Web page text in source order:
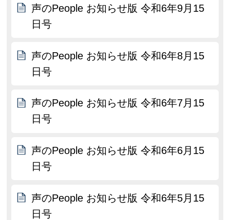
声のPeople お知らせ版 令和6年9月15
日号
声のPeople お知らせ版 令和6年8月15
日号
声のPeople お知らせ版 令和6年7月15
日号
声のPeople お知らせ版 令和6年6月15
日号
声のPeople お知らせ版 令和6年5月15
日号